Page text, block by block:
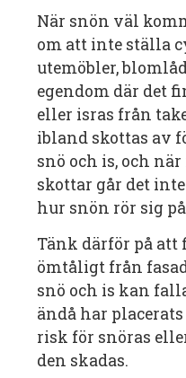
När snön väl
om att inte ställa
utemöbler,
egendom där det
eller isras från
ibland skottas av
snö och is, och
skottar går det
hur snön rör sig
Tänk därför på att
ömtåligt från
snö och is kan
ändå har
risk för snöras
den skadas.